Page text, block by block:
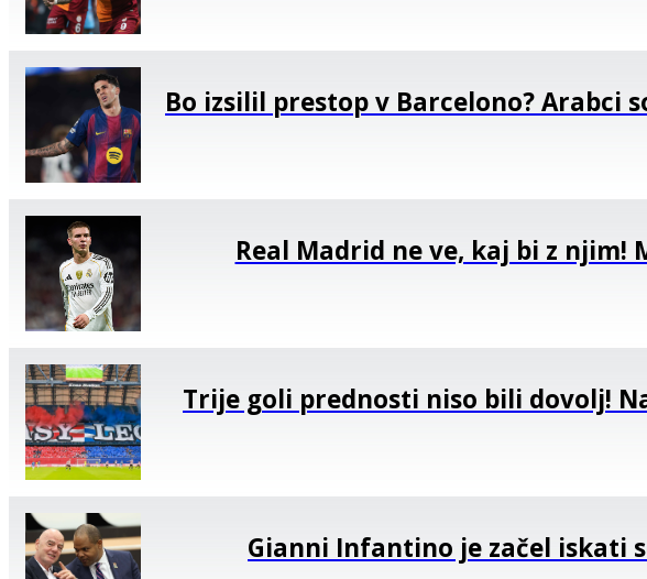
Bo izsilil prestop v Barcelono? Arabci
Real Madrid ne ve, kaj bi z njim!
Trije goli prednosti niso bili dovolj!
Gianni Infantino je začel iskati